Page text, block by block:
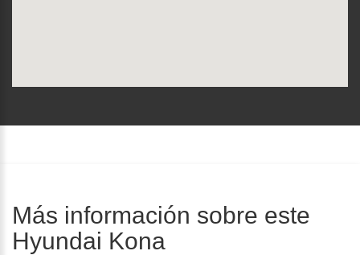
Más información sobre este
Hyundai Kona